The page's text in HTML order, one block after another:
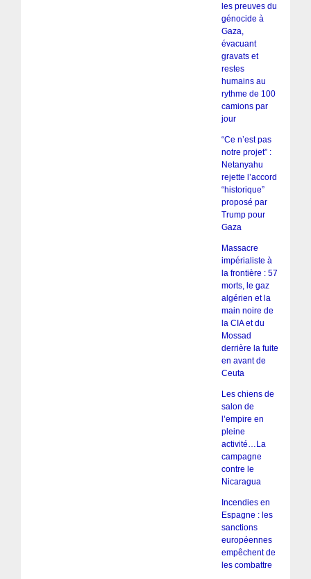
les preuves du
génocide à
Gaza,
évacuant
gravats et
restes
humains au
rythme de 100
camions par
jour
“Ce n’est pas
notre projet” :
Netanyahu
rejette l’accord
“historique”
proposé par
Trump pour
Gaza
Massacre
impérialiste à
la frontière : 57
morts, le gaz
algérien et la
main noire de
la CIA et du
Mossad
derrière la fuite
en avant de
Ceuta
Les chiens de
salon de
l’empire en
pleine
activité…La
campagne
contre le
Nicaragua
Incendies en
Espagne : les
sanctions
européennes
empêchent de
les combattre